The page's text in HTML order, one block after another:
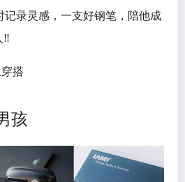
记录灵感，一支好钢笔，陪他成
‼️
搭
孩